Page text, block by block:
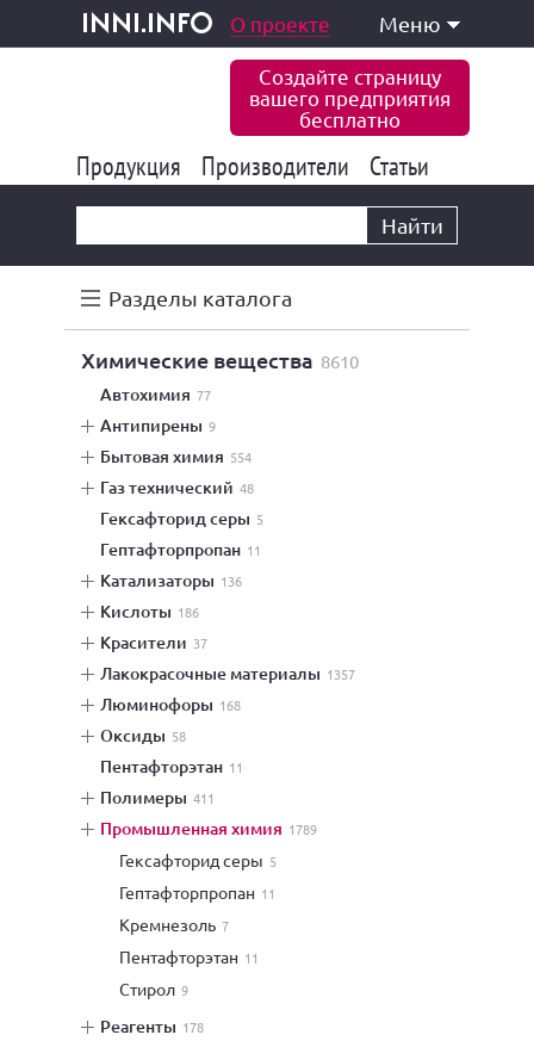
inni.info
и услуги О проекте Меню
Создайте страницу
вашего предприятия
бесплатно
Продукция 177 843
Производители 6 775
Статьи
Найти
Разделы каталога
химические вещества 8610
автохимия 77
антипирены 9
бытовая химия 554
газ технический 48
гексафторид серы 5
гептафторпропан 11
катализаторы 136
кислоты 186
красители 37
лакокрасочные материалы 1357
люминофоры 168
оксиды 58
пентафторэтан 11
полимеры 411
промышленная химия 1789
гексафторид серы 5
гептафторпропан 11
кремнезоль 7
пентафторэтан 11
стирол 9
реагенты 178